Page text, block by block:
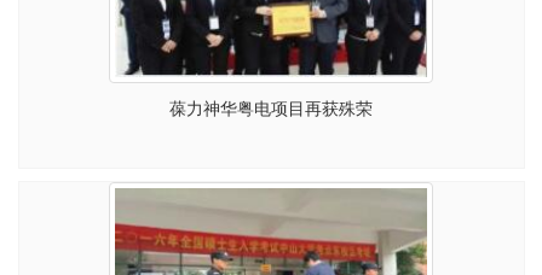
葆力神华粤电项目再获殊荣